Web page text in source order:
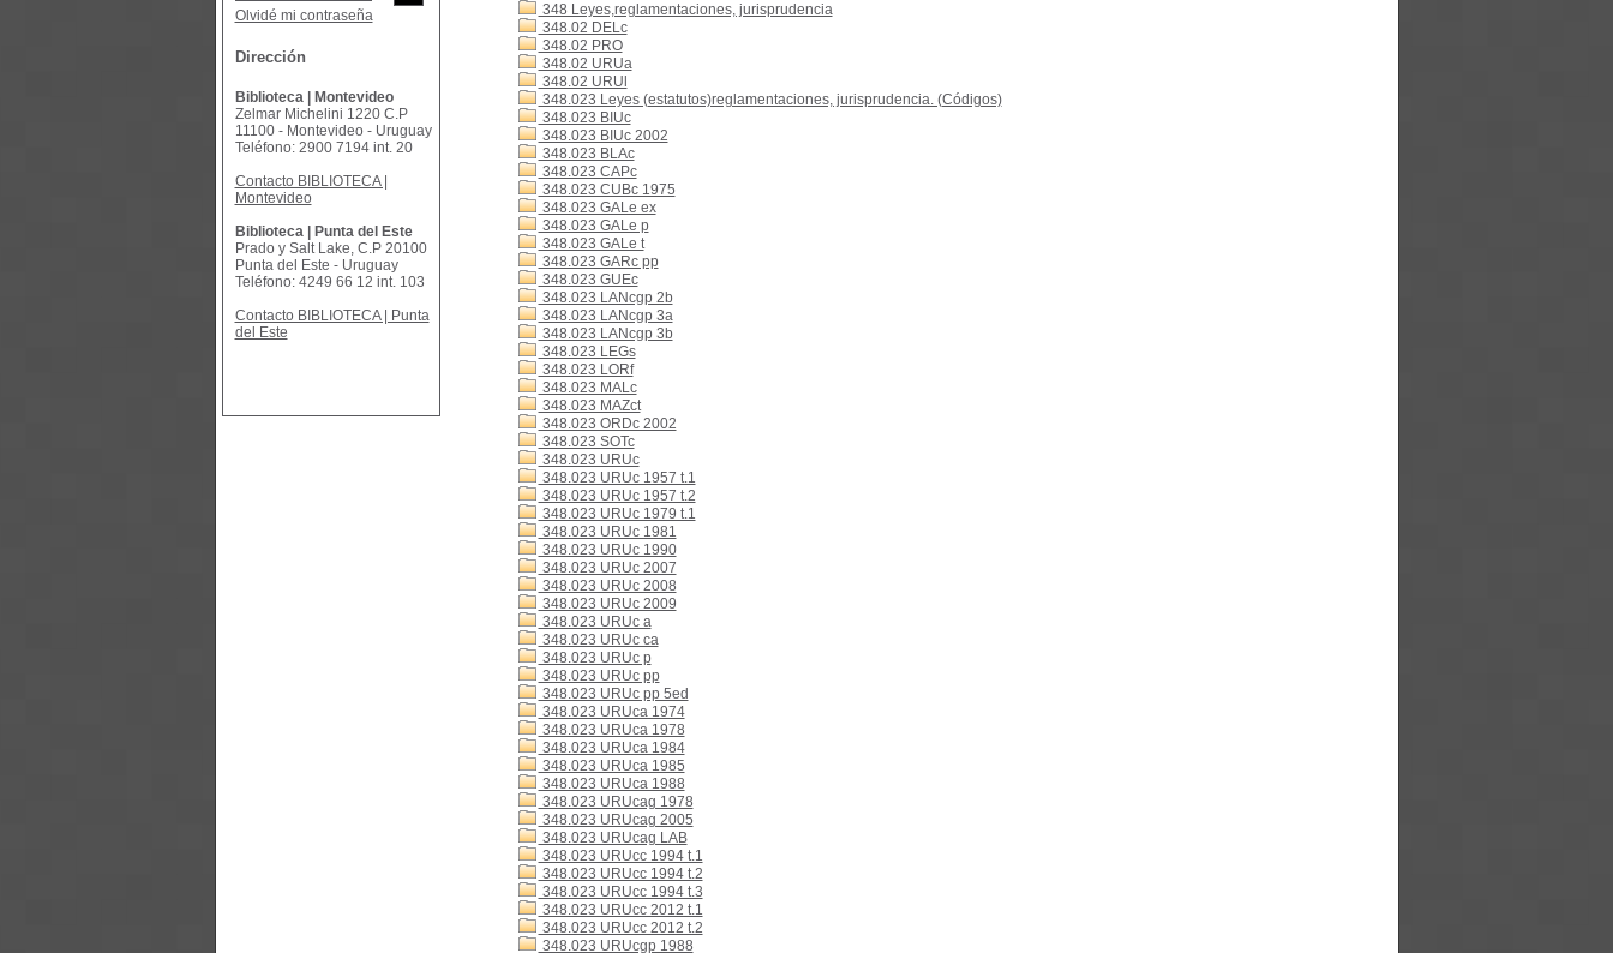
348 Leyes,reglamentaciones, jurisprudencia
348.02 DELc
348.02 PRO
348.02 URUa
348.02 URUl
348.023 Leyes (estatutos)reglamentaciones, jurisprudencia. (Códigos)
348.023 BIUc
348.023 BIUc 2002
348.023 BLAc
348.023 CAPc
348.023 CUBc 1975
348.023 GALe ex
348.023 GALe p
348.023 GALe t
348.023 GARc pp
348.023 GUEc
348.023 LANcgp 2b
348.023 LANcgp 3a
348.023 LANcgp 3b
348.023 LEGs
348.023 LORf
348.023 MALc
348.023 MAZct
348.023 ORDc 2002
348.023 SOTc
348.023 URUc
348.023 URUc 1957 t.1
348.023 URUc 1957 t.2
348.023 URUc 1979 t.1
348.023 URUc 1981
348.023 URUc 1990
348.023 URUc 2007
348.023 URUc 2008
348.023 URUc 2009
348.023 URUc a
348.023 URUc ca
348.023 URUc p
348.023 URUc pp
348.023 URUc pp 5ed
348.023 URUca 1974
348.023 URUca 1978
348.023 URUca 1984
348.023 URUca 1985
348.023 URUca 1988
348.023 URUcag 1978
348.023 URUcag 2005
348.023 URUcag LAB
348.023 URUcc 1994 t.1
348.023 URUcc 1994 t.2
348.023 URUcc 1994 t.3
348.023 URUcc 2012 t.1
348.023 URUcc 2012 t.2
348.023 URUcgp 1988
Olvidé mi contraseña
Dirección
Biblioteca | Montevideo
Zelmar Michelini 1220 C.P
11100 - Montevideo - Uruguay
Teléfono: 2900 7194 int. 20
Contacto BIBLIOTECA |
Montevideo
Biblioteca | Punta del Este
Prado y Salt Lake, C.P 20100
Punta del Este - Uruguay
Teléfono: 4249 66 12 int. 103
Contacto BIBLIOTECA | Punta
del Este